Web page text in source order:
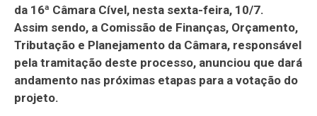
da 16ª Câmara Cível, nesta sexta-feira, 10/7.
Assim sendo, a Comissão de Finanças, Orçamento,
Tributação e Planejamento da Câmara, responsável
pela tramitação deste processo, anunciou que dará
andamento nas próximas etapas para a votação do
projeto.